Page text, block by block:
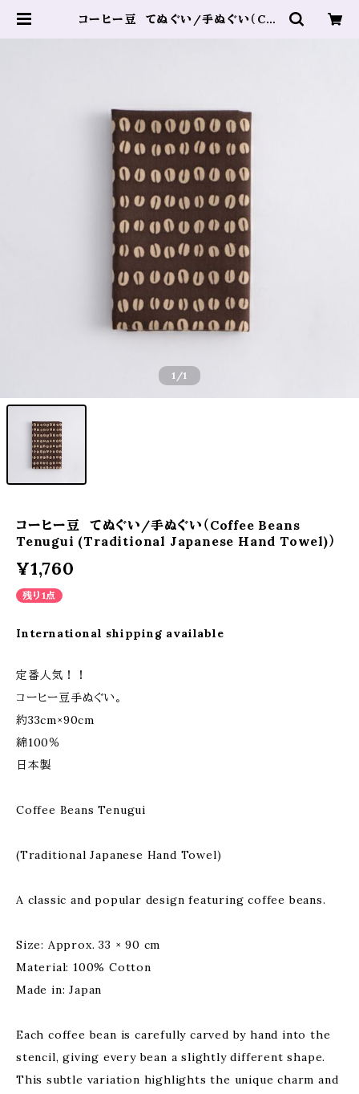
コーヒー豆 てぬぐい/手ぬぐい（Cof
1 /1
コーヒー豆 てぬぐい/手ぬぐい（Coffee Beans
Tenugui (Traditional Japanese Hand Towel)）
¥1,760
残り1点
International shipping available
定番人気！！
コーヒー豆手ぬぐい。
約33cm×90cm
綿100％
日本製
Coffee Beans Tenugui
(Traditional Japanese Hand Towel)
A classic and popular design featuring coffee beans.
Size: Approx. 33 × 90 cm
Material: 100% Cotton
Made in: Japan
Each coffee bean is carefully carved by hand into the
stencil, giving every bean a slightly different shape.
This subtle variation highlights the unique charm and